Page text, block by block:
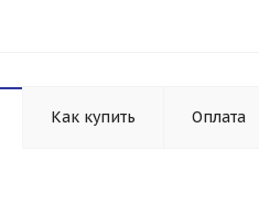
Как купить Оплата